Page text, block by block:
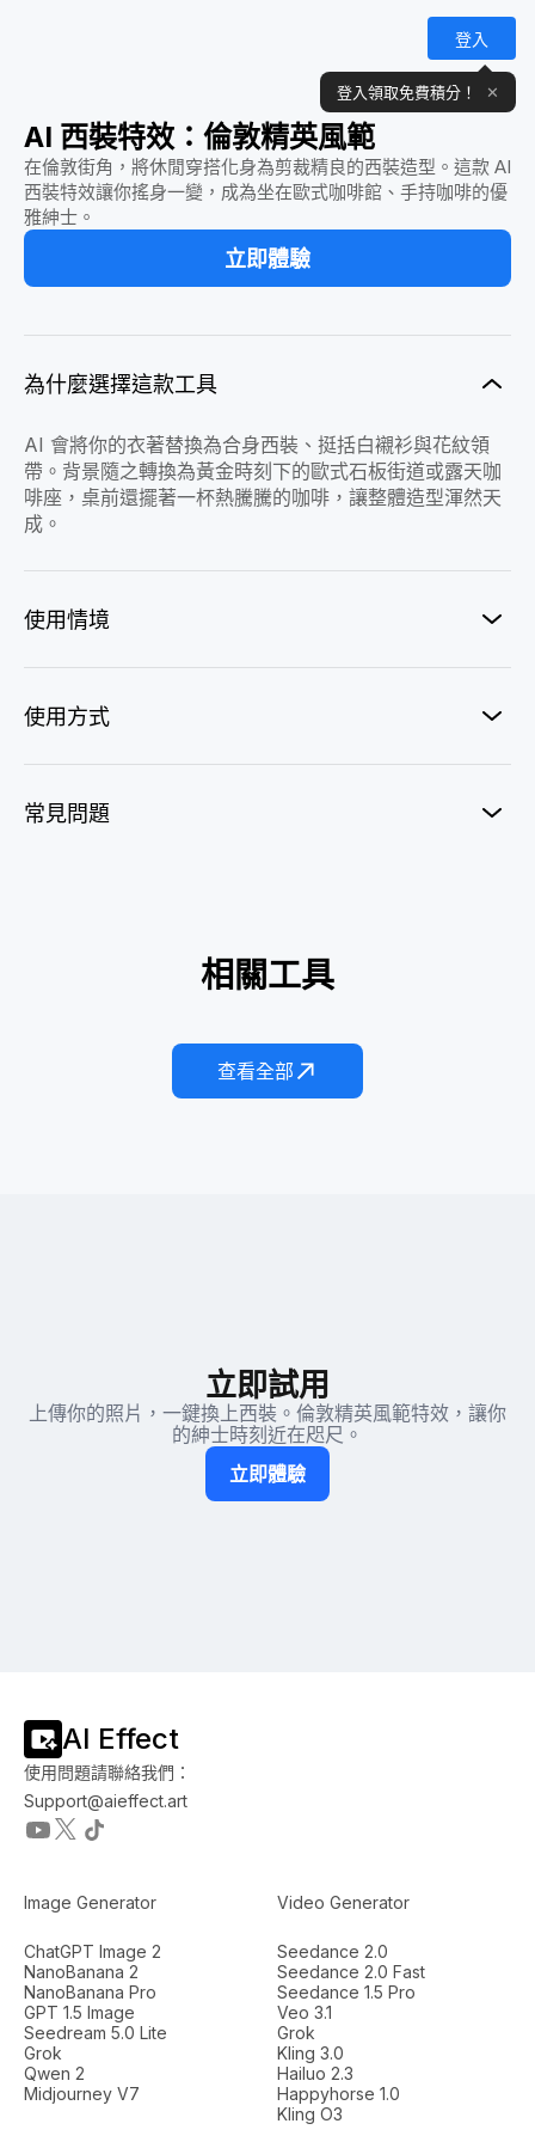
登入
登入領取免費積分！ ✕
AI 西裝特效：倫敦精英風範
在倫敦街角，將休閒穿搭化身為剪裁精良的西裝造型。這款 AI
西裝特效讓你搖身一變，成為坐在歐式咖啡館、手持咖啡的優
雅紳士。
立即體驗
為什麼選擇這款工具
AI 會將你的衣著替換為合身西裝、挺括白襯衫與花紋領
帶。背景隨之轉換為黃金時刻下的歐式石板街道或露天咖
啡座，桌前還擺著一杯熱騰騰的咖啡，讓整體造型渾然天
成。
使用情境
使用方式
常見問題
相關工具天生就是芭比
AI OOTD
查看全部
立即試用
上傳你的照片，一鍵換上西裝。倫敦精英風範特效，讓你
的紳士時刻近在咫尺。
立即體驗
AI Effect
使用問題請聯絡我們：
Support@aieffect.art
Image Generator
ChatGPT Image 2
NanoBanana 2
NanoBanana Pro
GPT 1.5 Image
Seedream 5.0 Lite
Grok
Qwen 2
Midjourney V7
Video Generator
Seedance 2.0
Seedance 2.0 Fast
Seedance 1.5 Pro
Veo 3.1
Grok
Kling 3.0
Hailuo 2.3
Happyhorse 1.0
Kling O3